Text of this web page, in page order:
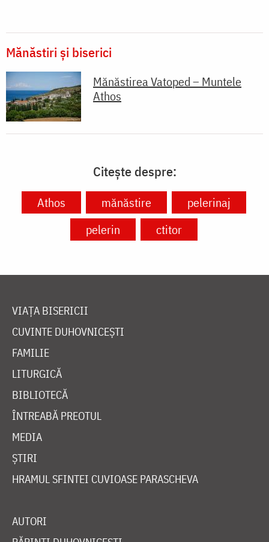
Mănăstiri și biserici
Mănăstirea Vatoped – Muntele
Athos
Citește despre:
Athos mănăstire
pelerinaj
pelerin
ctitor
VIAȚA BISERICII
CUVINTE DUHOVNICEȘTI
FAMILIE
LITURGICĂ
BIBLIOTECĂ
ÎNTREABĂ PREOTUL
MEDIA
ȘTIRI
HRAMUL SFINTEI CUVIOASE PARASCHEVA
AUTORI